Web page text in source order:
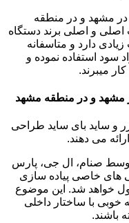
در مشهد و در منطقه
اصلی و اصلی برند دستگاه
دارد و متاسفانه
سود استفاده نموده و
میبرند.
مشهد و در منطقه مشهد
و ساید بای ساید طراحی
می دهند.
توسط صنام، ال جی، پارس
های خاصی پیاده سازی
خواهد شد. این موضوع
خوبی با ساختار داخلی
باشند.